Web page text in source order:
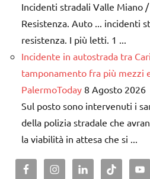
Incidenti stradali Valle Miano
Resistenza. Auto ... incidenti
resistenza. I più letti. 1 ...
Incidente in autostrada tra
tamponamento fra più mezzi
PalermoToday 8 Agosto 2026
Sul posto sono intervenuti i
della polizia stradale che
la viabilità in attesa che si ...